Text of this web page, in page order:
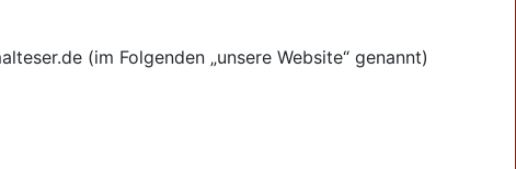
(im Folgenden „unsere Website“ genannt)